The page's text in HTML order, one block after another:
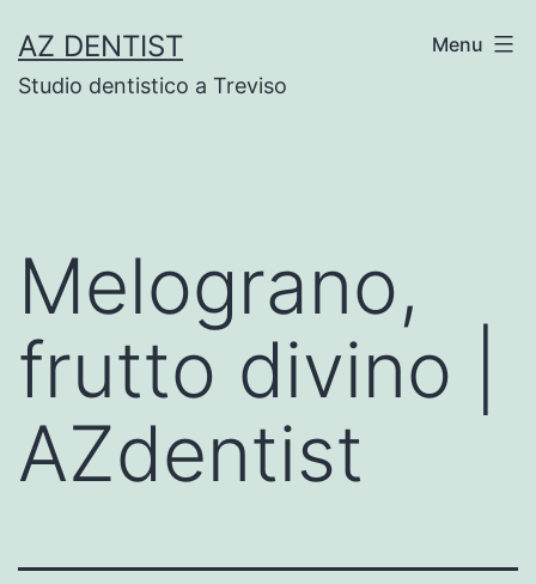
to
content
AZ DENTIST
Studio dentistico a Treviso
Menu
Melograno,
frutto divino |
AZdentist